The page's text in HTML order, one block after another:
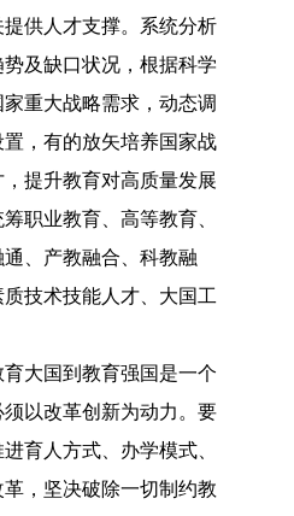
供人才支撑。系统分析
及缺口状况，根据科学
重大战略需求，动态调
，有的放矢培养国家战
提升教育对高质量发展
职业教育、高等教育、
、产教融合、科教融
技术技能人才、大国工
大国到教育强国是一个
以改革创新为动力。要
育人方式、办学模式、
，坚决破除一切制约教